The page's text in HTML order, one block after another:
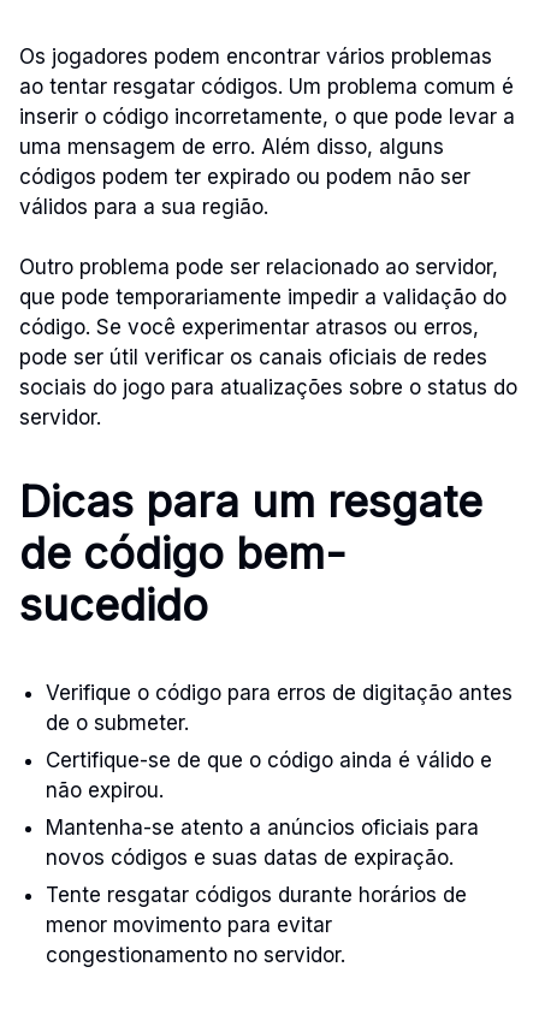
Os jogadores podem encontrar vários problemas
ao tentar resgatar códigos. Um problema comum é
inserir o código incorretamente, o que pode levar a
uma mensagem de erro. Além disso, alguns
códigos podem ter expirado ou podem não ser
válidos para a sua região.
Outro problema pode ser relacionado ao servidor,
que pode temporariamente impedir a validação do
código. Se você experimentar atrasos ou erros,
pode ser útil verificar os canais oficiais de redes
sociais do jogo para atualizações sobre o status do
servidor.
Dicas para um resgate
de código bem-
sucedido
Verifique o código para erros de digitação antes
de o submeter.
Certifique-se de que o código ainda é válido e
não expirou.
Mantenha-se atento a anúncios oficiais para
novos códigos e suas datas de expiração.
Tente resgatar códigos durante horários de
menor movimento para evitar
congestionamento no servidor.